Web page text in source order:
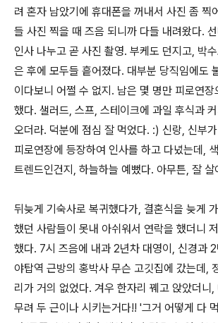
려 혼자 남았기에 휴대폰을 꺼내서 사진 좀 찍
들 사진 찍을 때 즈음 되니까 다들 내려왔다.
인사 나누고 곧 사진 촬영. 부케도 던지고, 박
은 후에 모두들 흩어졌다. 대부분 당직임에도
이다보니 어쩔 수 없지. 남은 몇 명만 피로연
했다. 샐러드, 스프, 스테이크에 과일 후식과
오더라. 덕분에 점심 잘 먹었다. :) 신랑, 신부
피로연장에 등장하여 인사를 하고 다녔는데,
트렌드인건지, 하늘하늘 예뻤다. 아무튼, 잘
뒤늦게 기숙사로 복귀했다가, 결혼식을 늦게
했던 사람들이 못내 아쉬워서 연락을 했더니
했다. 7시 즈음에 내과 2년차 대영이, 신경과
야탑역 근방의 홍박사 무슨 고깃집에 갔는데,
리가 거의 없었다. 겨우 한자리 꿰고 앉았더니
무려 두 근이나 시키는거다!! '그거 어떻게 다